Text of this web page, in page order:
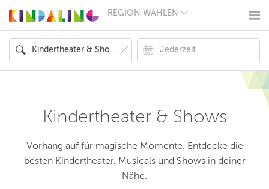
REGION WÄHLEN
MÜNCHEN
HAMBURG
FRANKFURT
KÖLN
HANNOVER
DRESDEN
WIEN
ZÜRICH
Kindertheater & Shows
Vorhang auf für magische Momente. Entdecke die
besten Kindertheater, Musicals und Shows in deiner
Nähe.